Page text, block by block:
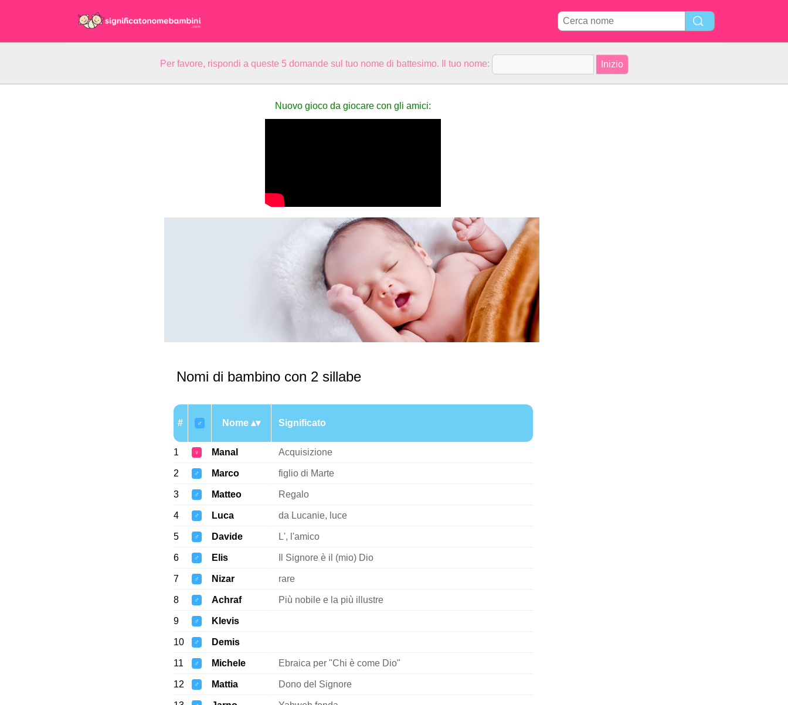
Per favore, rispondi a queste 5 domande sul tuo nome di battesimo. Il tuo nome:
Nuovo gioco da giocare con gli amici:
Nomi di bambino con 2 sillabe
# ♂ Nome Significato
1 ♀ Manal Acquisizione
2 ♂ Marco figlio di Marte
3 ♂ Matteo Regalo
4 ♂ Luca da Lucanie, luce
5 ♂ Davide L', l'amico
6 ♂ Elis Il Signore è il (mio) Dio
7 ♂ Nizar rare
8 ♂ Achraf Più nobile e la più illustre
9 ♂ Klevis
10 ♂ Demis
11 ♂ Michele Ebraica per "Chi è come Dio"
12 ♂ Mattia Dono del Signore